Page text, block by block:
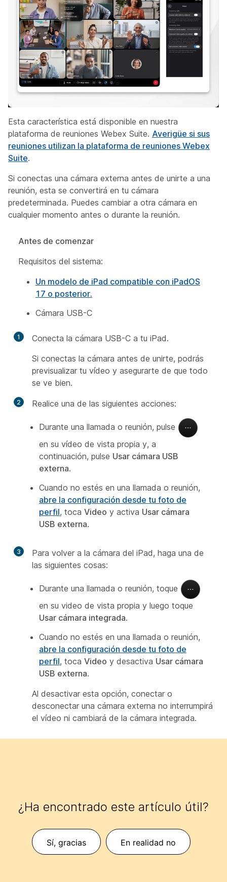
Esta característica está disponible en nuestra
plataforma de reuniones Webex Suite. Averigüe si sus
reuniones utilizan la plataforma de reuniones Webex
Suite.
Si conectas una cámara externa antes de unirte a una
reunión, esta se convertirá en tu cámara
predeterminada. Puedes cambiar a otra cámara en
cualquier momento antes o durante la reunión.
Antes de comenzar
Requisitos del sistema:
Un modelo de iPad compatible con iPadOS
17 o posterior.
Cámara USB-C
1
Conecta la cámara USB-C a tu iPad.
Si conectas la cámara antes de unirte, podrás
previsualizar tu vídeo y asegurarte de que todo
se ve bien.
2 Realice una de las siguientes acciones:
Durante una llamada o reunión, pulse
en su vídeo de vista propia y, a
continuación, pulse Usar cámara USB
externa.
Cuando no estés en una llamada o reunión,
abre la configuración desde tu foto de
perfil, toca Video y activa Usar cámara
USB externa.
3
Para volver a la cámara del iPad, haga una de
las siguientes cosas:
Durante una llamada o reunión, toque
en su video de vista propia y luego toque
Usar cámara integrada.
Cuando no estés en una llamada o reunión,
abre la configuración desde tu foto de
perfil, toca Video y desactiva Usar cámara
USB externa.
Al desactivar esta opción, conectar o
desconectar una cámara externa no interrumpirá
el vídeo ni cambiará de la cámara integrada.
¿Ha encontrado este artículo útil?
Sí, gracias En realidad no